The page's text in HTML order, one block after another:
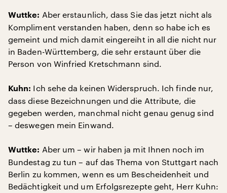
Wuttke: Aber erstaunlich, dass Sie das jetzt nicht als
Kompliment verstanden haben, denn so habe ich es
gemeint und mich damit eingereiht in all die nicht nur
in Baden-Württemberg, die sehr erstaunt über die
Person von Winfried Kretschmann sind.
Kuhn: Ich sehe da keinen Widerspruch. Ich finde nur,
dass diese Bezeichnungen und die Attribute, die
gegeben werden, manchmal nicht genau genug sind
– deswegen mein Einwand.
Wuttke: Aber um – wir haben ja mit Ihnen noch im
Bundestag zu tun – auf das Thema von Stuttgart nach
Berlin zu kommen, wenn es um Bescheidenheit und
Bedächtigkeit und um Erfolgsrezepte geht, Herr Kuhn: